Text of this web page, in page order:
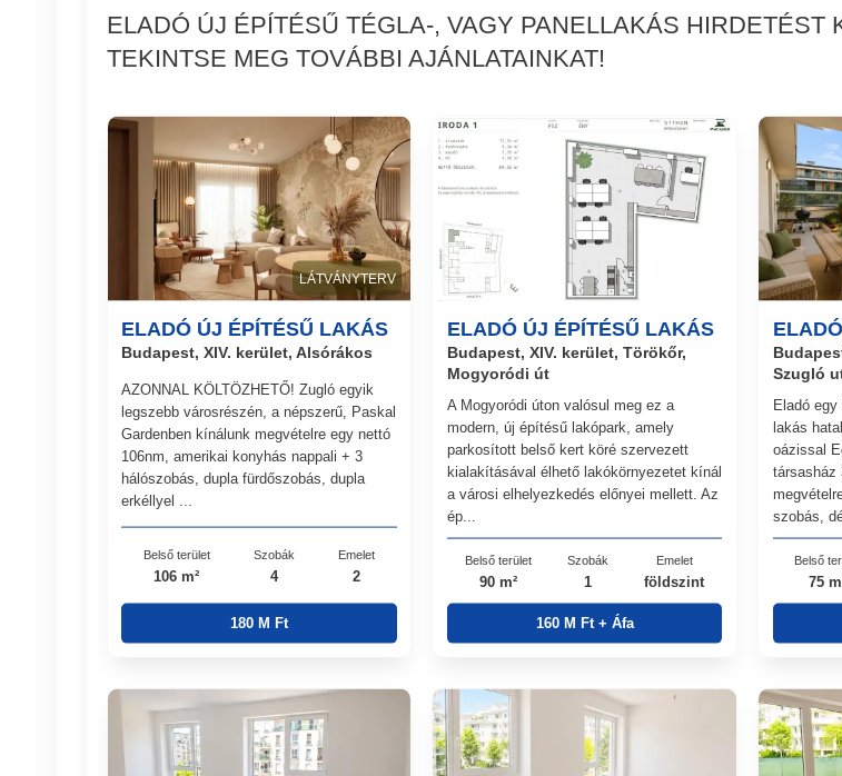
ELADÓ ÚJ ÉPÍTÉSŰ TÉGLA-, VAGY PANELLAKÁS
TEKINTSE MEG TOVÁBBI AJÁNLATAINKAT!
LÁTVÁNYTERV
ELADÓ ÚJ ÉPÍTÉSŰ LAKÁS
Budapest, XIV. kerület, Alsórákos
AZONNAL KÖLTÖZHETŐ! Zugló egyik
legszebb városrészén, a népszerű, Paskal
Gardenben kínálunk megvételre egy nettó
106nm, amerikai konyhás nappali + 3
hálószobás, dupla fürdőszobás, dupla
erkéllyel ...
Belső terület
106 m²
Szobák
4
Emelet
2
180 M Ft
ELADÓ ÚJ ÉPÍTÉSŰ LAKÁS
Budapest, XIV. kerület, Törökőr,
Mogyoródi út
A Mogyoródi úton valósul meg ez a
modern, új építésű lakópark, amely
parkosított belső kert köré szervezett
kialakításával élhető lakókörnyezetet kínál
a városi elhelyezkedés előnyei mellett. Az
ép...
Belső terület
90 m²
Szobák
1
Emelet
földszint
160 M Ft + Áfa
Szugló
Eladó
lakás
oázissal
társasház
szobás,
Belső
75